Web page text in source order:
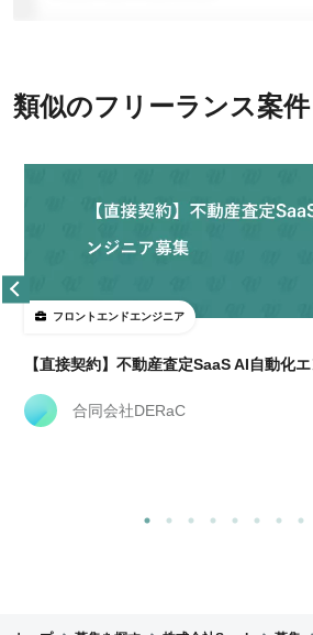
類似のフリーランス案件
フロントエンドエンジニア
【直接契約】不動産査定SaaS AI自動化
合同会社DERaC